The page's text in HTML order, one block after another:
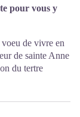
pour vous y
de vivre en
de sainte Anne
du tertre